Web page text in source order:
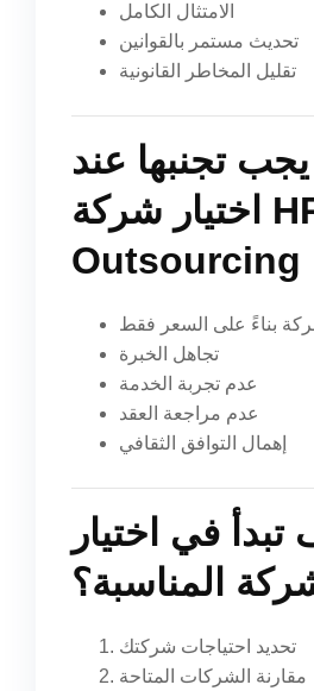
الامتثال الكامل
تحديث مستمر بالقوانين
تقليل المخاطر القانونية
تجنبها عند
اختيار شركة HR
Outsourcing
بناءً على السعر فقط
تجاهل الخبرة
عدم تجربة الخدمة
عدم مراجعة العقد
إهمال التوافق الثقافي
تبدأ في اختيار
المناسبة؟
تحديد احتياجات شركتك
مقارنة الشركات المتاحة